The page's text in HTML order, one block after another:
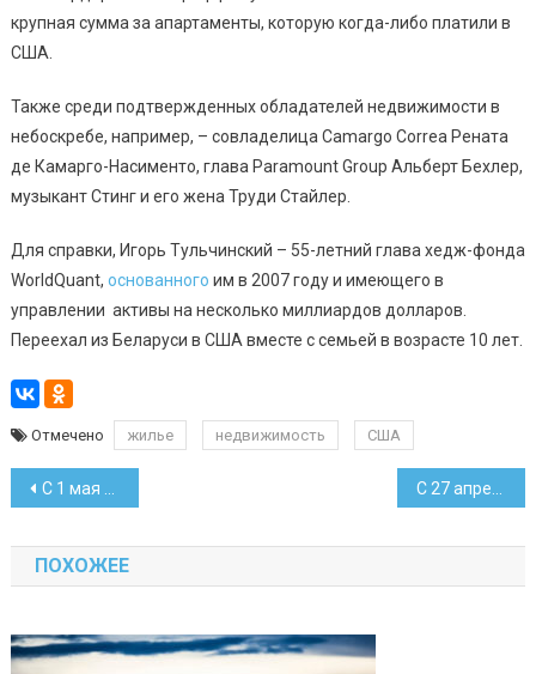
крупная сумма за апартаменты, которую когда-либо платили в
США.
Также среди подтвержденных обладателей недвижимости в
небоскребе, например, – совладелица Camargo Correa Рената
де Камарго-Насименто, глава Paramount Group Альберт Бехлер,
музыкант Стинг и его жена Труди Стайлер.
Для справки, Игорь Тульчинский – 55-летний глава хедж-фонда
WorldQuant, основанного им в 2007 году и имеющего в
управлении активы на несколько миллиардов долларов.
Переехал из Беларуси в США вместе с семьей в возрасте 10 лет.
Отмечено жилье недвижимость США
Навигация
по
записям
С 1 мая подорожают некоторые марки сигарет
ПОХОЖЕЕ